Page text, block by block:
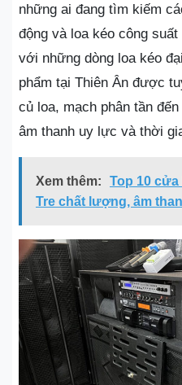
những ai đang tìm kiếm
động và loa kéo công
với những dòng loa kéo
phẩm tại Thiên Ân được
củ loa, mạch phân tần
âm thanh uy lực và thời
Xem thêm:
Top 10
Tre chất lượng, âm